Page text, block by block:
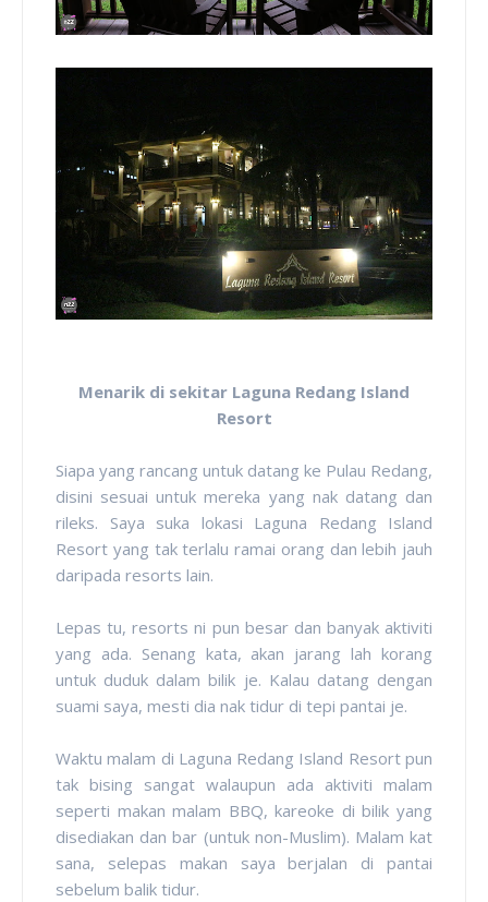
Menarik di sekitar Laguna Redang Island
Resort
Siapa yang rancang untuk datang ke Pulau Redang,
disini sesuai untuk mereka yang nak datang dan
rileks. Saya suka lokasi Laguna Redang Island
Resort yang tak terlalu ramai orang dan lebih jauh
daripada resorts lain.
Lepas tu, resorts ni pun besar dan banyak aktiviti
yang ada. Senang kata, akan jarang lah korang
untuk duduk dalam bilik je. Kalau datang dengan
suami saya, mesti dia nak tidur di tepi pantai je.
Waktu malam di Laguna Redang Island Resort pun
tak bising sangat walaupun ada aktiviti malam
seperti makan malam BBQ, kareoke di bilik yang
disediakan dan bar (untuk non-Muslim). Malam kat
sana, selepas makan saya berjalan di pantai
sebelum balik tidur.